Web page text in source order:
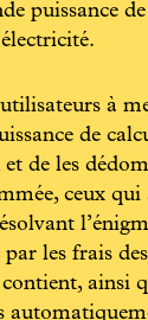
puissance
à
de
de les
ceux
par les frais des
ainsi